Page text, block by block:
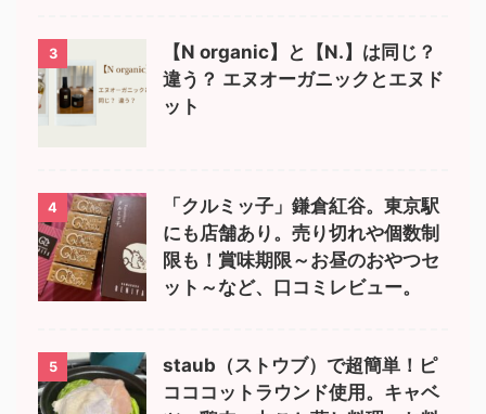
3
【N organic】と【N.】は同じ？
違う？ エヌオーガニックとエヌド
ット
4
「クルミッ子」鎌倉紅谷。東京駅
にも店舗あり。売り切れや個数制
限も！賞味期限～お昼のおやつセ
ット～など、口コミレビュー。
5
staub（ストウブ）で超簡単！ピ
コココットラウンド使用。キャベ